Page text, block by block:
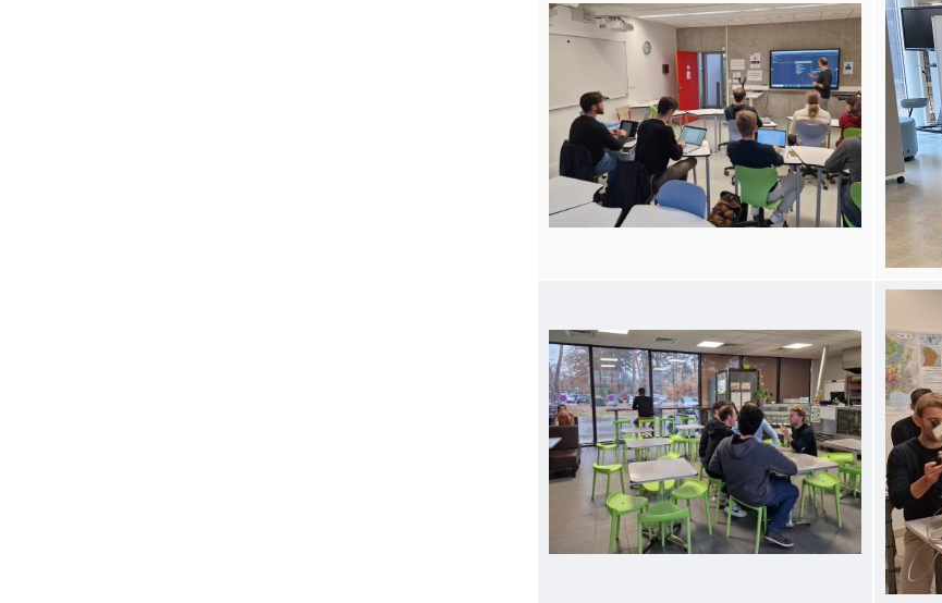
Image
Image